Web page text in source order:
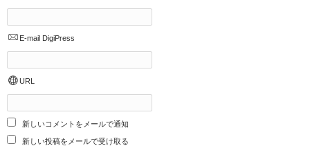
E-mail DigiPress
URL
新しいコメントをメールで通知
新しい投稿をメールで受け取る